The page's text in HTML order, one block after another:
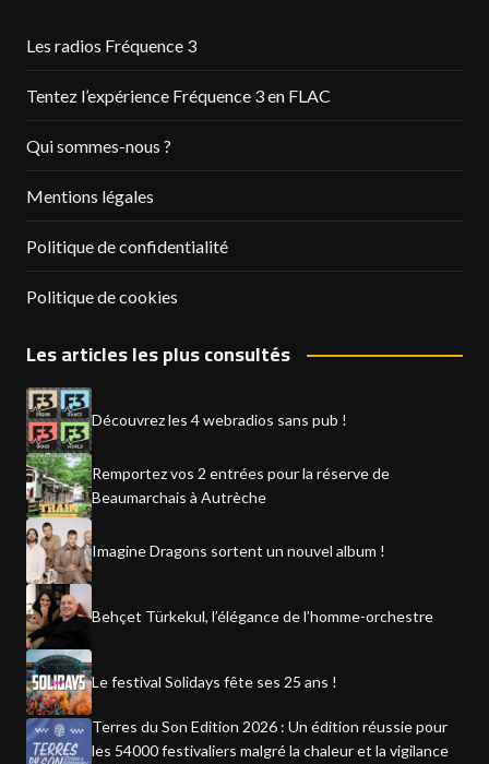
Les radios Fréquence 3
Tentez l’expérience Fréquence 3 en FLAC
Qui sommes-nous ?
Mentions légales
Politique de confidentialité
Politique de cookies
Les articles les plus consultés
Découvrez les 4 webradios sans pub !
Remportez vos 2 entrées pour la réserve de
Beaumarchais à Autrèche
Imagine Dragons sortent un nouvel album !
Behçet Türkekul, l’élégance de l’homme-orchestre
Le festival Solidays fête ses 25 ans !
Terres du Son Edition 2026 : Un édition réussie pour
les 54000 festivaliers malgré la chaleur et la vigilance